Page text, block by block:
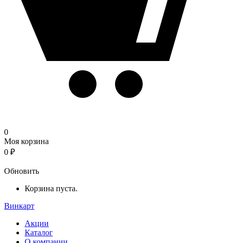
0
Моя корзина
0 ₽
Обновить
Корзина пуста.
Винкарт
Акции
Каталог